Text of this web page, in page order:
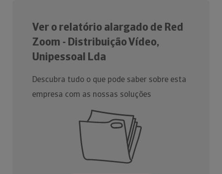
Ver o relatório alargado de Red
Zoom - Distribuição Vídeo,
Unipessoal Lda
Descubra tudo o que pode saber sobre esta
empresa com as nossas soluções